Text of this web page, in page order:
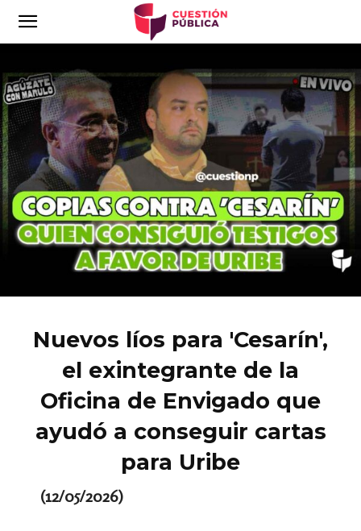
Nuevos líos para 'Cesarín',
el exintegrante de la
Oficina de Envigado que
ayudó a conseguir cartas
para Uribe
(12/05/2026)